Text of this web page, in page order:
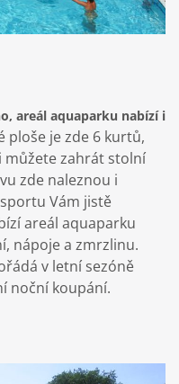
areál aquaparku nabízí i
ploše je zde 6 kurtů,
můžete zahrát stolní
zde naleznou i
Vám jistě
areál aquaparku
nápoje a zmrzlinu.
v letní sezóně
noční koupání.